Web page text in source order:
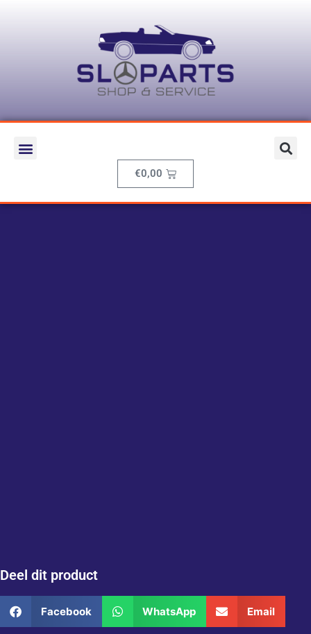
€0,00
Deel dit product
Facebook WhatsApp Email